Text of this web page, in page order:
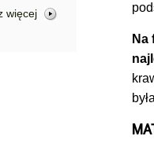
więcej
Na